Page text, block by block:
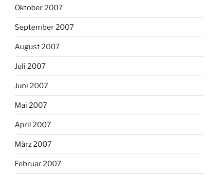
Oktober 2007
September 2007
August 2007
Juli 2007
Juni 2007
Mai 2007
April 2007
März 2007
Februar 2007